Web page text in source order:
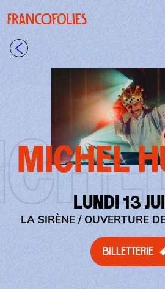
Retour à la liste
MICHEL
LUNDI 13
LA SIRÈNE / OUVERTURE
BILLETTERIE